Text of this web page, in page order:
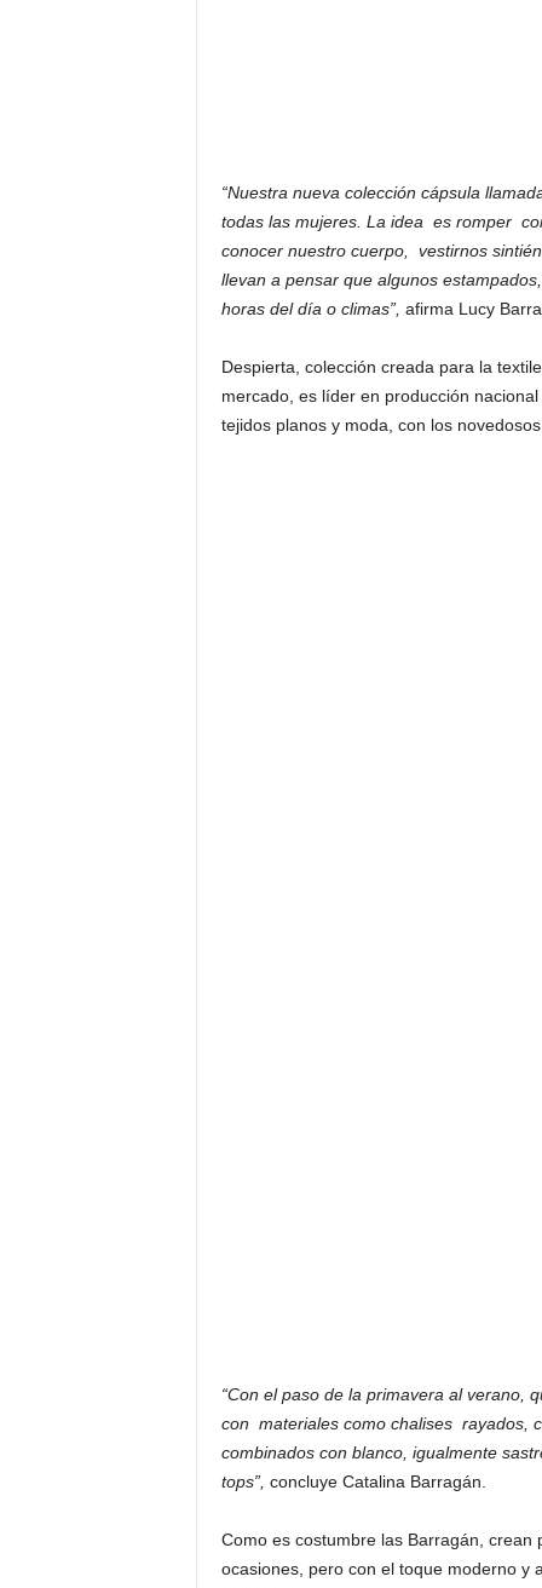
“Nuestra nueva colección cápsula
todas las mujeres. La idea es romper
conocer nuestro cuerpo, vestirnos
llevan a pensar que algunos
horas del día o climas”, afirma Lucy
Despierta, colección creada para la
mercado, es líder en producción
tejidos planos y moda, con los
“Con el paso de la primavera al
con materiales como chalises rayados,
combinados con blanco, igualmente
tops”, concluye Catalina Barragán.
Como es costumbre las Barragán,
ocasiones, pero con el toque moderno y